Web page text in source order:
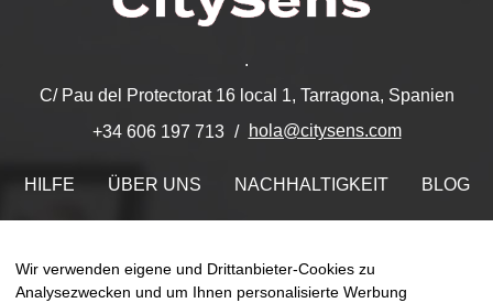
.
C/ Pau del Protectorat 16 local 1, Tarragona, Spanien
+34 606 197 713
hola@citysens.com
HILFE ÜBER UNS NACHHALTIGKEIT BLOG
Finden Sie uns auf
Wir verwenden eigene und Drittanbieter-Cookies zu
Analysezwecken und um Ihnen personalisierte Werbung